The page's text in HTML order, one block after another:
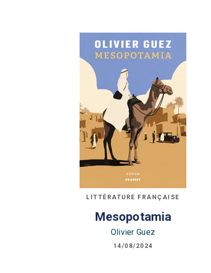
LITTÉRATURE FRANÇAISE
Mesopotamia
Olivier Guez
14/08/2024